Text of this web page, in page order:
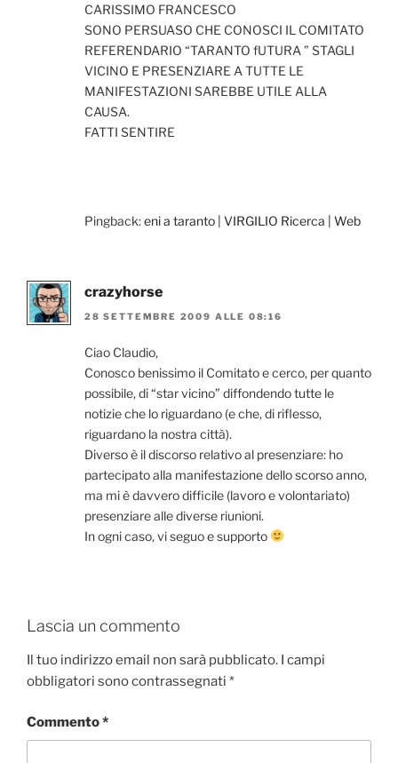
CARISSIMO FRANCESCO
SONO PERSUASO CHE CONOSCI IL COMITATO
REFERENDARIO “TARANTO fUTURA ” STAGLI
VICINO E PRESENZIARE A TUTTE LE
MANIFESTAZIONI SAREBBE UTILE ALLA
CAUSA.
FATTI SENTIRE
Pingback:eni a taranto | VIRGILIO Ricerca | Web
crazyhorse
28 SETTEMBRE 2009 ALLE 08:16
Ciao Claudio,
Conosco benissimo il Comitato e cerco, per quanto
possibile, di “star vicino” diffondendo tutte le
notizie che lo riguardano (e che, di riflesso,
riguardano la nostra città).
Diverso è il discorso relativo al presenziare: ho
partecipato alla manifestazione dello scorso anno,
ma mi è davvero difficile (lavoro e volontariato)
presenziare alle diverse riunioni.
In ogni caso, vi seguo e supporto
Lascia un commento
Il tuo indirizzo email non sarà pubblicato. I campi
obbligatori sono contrassegnati *
Commento*